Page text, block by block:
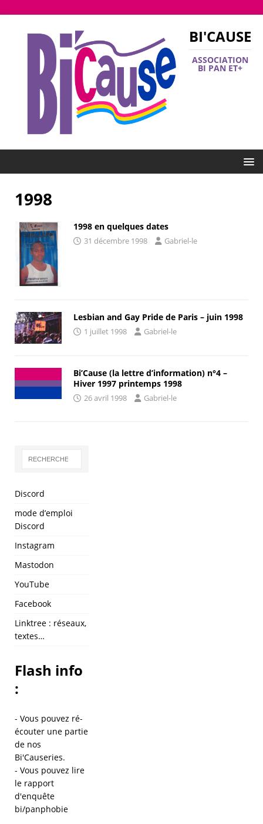
BI'CAUSE
ASSOCIATION
BI PAN ET+
1998
1998 en quelques dates
31 décembre 1998 Gabriel-le
Lesbian and Gay Pride de Paris – juin 1998
1 juillet 1998 Gabriel-le
Bi’Cause (la lettre d’information) n°4 –
Hiver 1997 printemps 1998
26 avril 1998 Gabriel-le
Discord
mode d’emploi
Discord
Instagram
Mastodon
YouTube
Facebook
Linktree : réseaux,
textes…
Flash info
:
- Vous pouvez ré-
écouter une partie
de nos
Bi'Causeries.
- Vous pouvez lire
le rapport
d'enquête
bi/panphobie